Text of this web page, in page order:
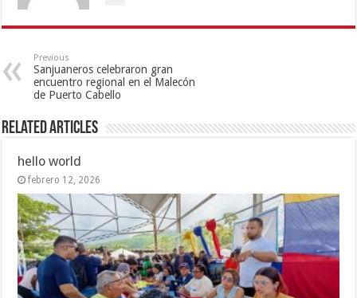
Previous
Sanjuaneros celebraron gran
encuentro regional en el Malecón
de Puerto Cabello
Related Articles
hello world
febrero 12, 2026